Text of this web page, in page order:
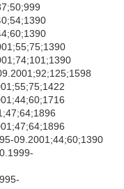
09.2001;44;60;1390